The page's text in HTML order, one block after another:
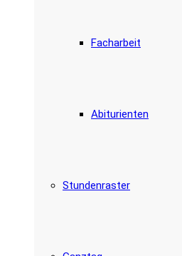
Facharbeit
Abiturienten
Stundenraster